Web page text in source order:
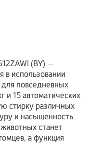
(BY) —
в использовании
повседневных
и 15 автоматических
стирку различных
и насыщенность
станет
а функция